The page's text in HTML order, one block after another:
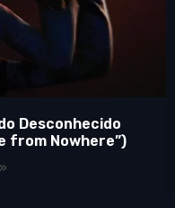
Desconhecido
from Nowhere”)